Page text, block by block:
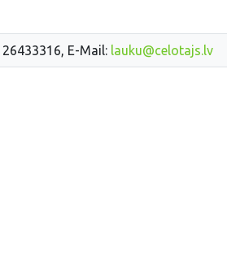
E-Mail: lauku@celotajs.lv